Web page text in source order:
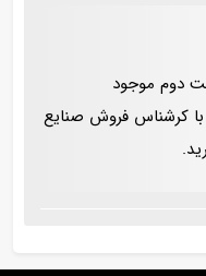
دوم موجود
کرشناس فروش صنایع